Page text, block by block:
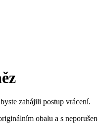
zahájili postup vrácení.
obalu a s